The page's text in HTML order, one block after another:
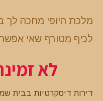
מלכת היופי מחכה לך
לכיף מטורף שאי
לא
דירות דיסקרטיות בבית